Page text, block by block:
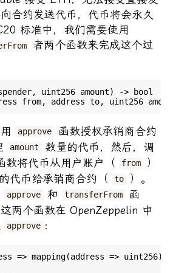
合约发送代币，代币将会永久
标准中，我们需要使用
者两个函数来完成这个过
uint256 amount) -> bool
approve
函数授权承销商合约
amount
数量的代币，然后，调
数将代币从用户账户（ from
）
代币给承销商合约（ to
）。
approve 和 transferFrom
函
两个函数在 OpenZeppelin 中
approve ：
=> mapping(address => uint256))